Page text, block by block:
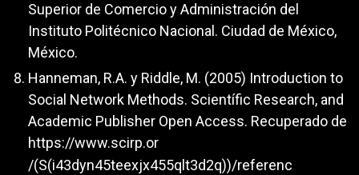
Superior de Comercio y Administración del
Instituto Politécnico Nacional. Ciudad de México,
México.
Hanneman, R.A. y Riddle, M. (2005) Introduction to
Social Network Methods. Scientífic Research, and
Academic Publisher Open Access. Recuperado de
https://www.scirp.or
/(S(i43dyn45teexjx455qlt3d2q))/referenc